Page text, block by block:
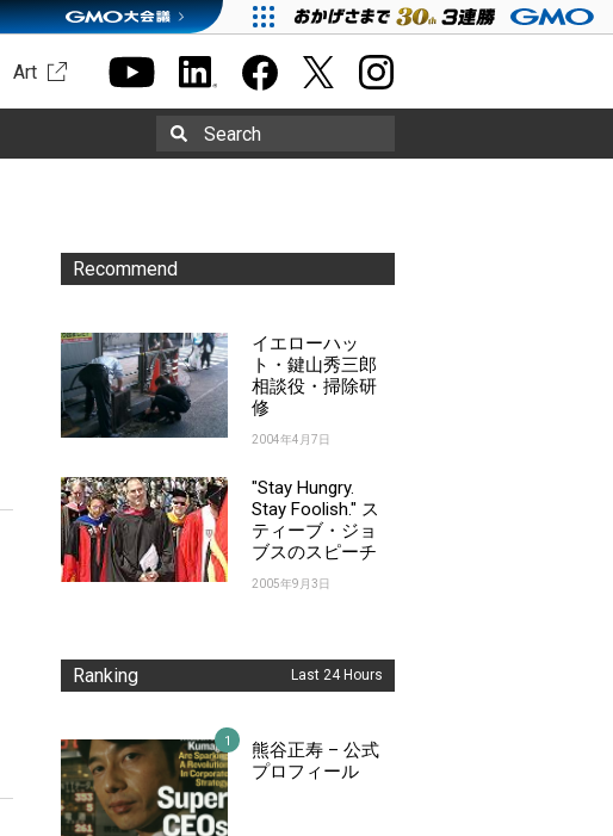
Art
Search
Recommend
イエローハッ
ト・鍵山秀三郎
相談役・掃除研
修
2004年4月7日
"Stay Hungry.
Stay Foolish." ス
ティーブ・ジョ
ブスのスピーチ
2005年9月3日
Ranking Last 24 Hours
熊谷正寿 – 公式
プロフィール